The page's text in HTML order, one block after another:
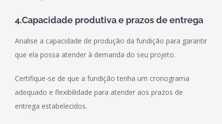
4.Capacidade produtiva e prazos de entrega
Analise a capacidade de produção da fundição para garantir
que ela possa atender à demanda do seu projeto.
Certifique-se de que a fundição tenha um cronograma
adequado e flexibilidade para atender aos prazos de
entrega estabelecidos.